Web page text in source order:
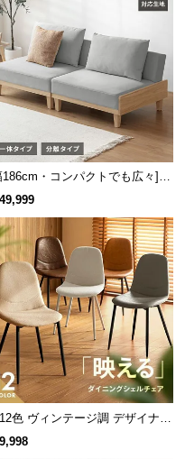
散らかりがちなテレ
きます。
高さ
186cm・コンパクトでも広々] 3
けソファベッド リクライニン
色 ヴィンテージ調 デザイナー
ェルチェア